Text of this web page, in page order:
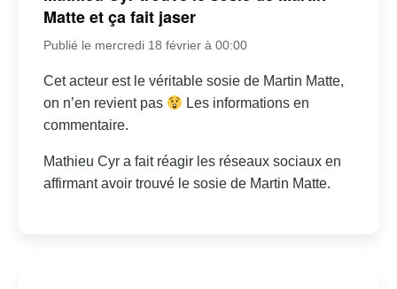
Matte et ça fait jaser
Publié le mercredi 18 février à 00:00
Cet acteur est le véritable sosie de Martin Matte,
on n’en revient pas
Les informations en
commentaire.
Mathieu Cyr a fait réagir les réseaux sociaux en
affirmant avoir trouvé le sosie de Martin Matte.